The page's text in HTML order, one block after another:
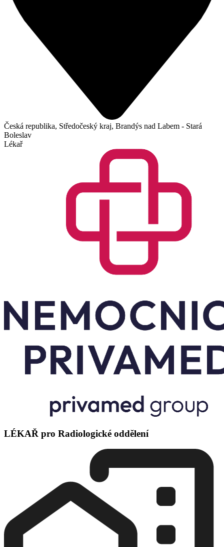
Česká republika, Středočeský kraj, Brandýs nad Labem - Stará
Boleslav
Lékař
LÉKAŘ pro Radiologické oddělení